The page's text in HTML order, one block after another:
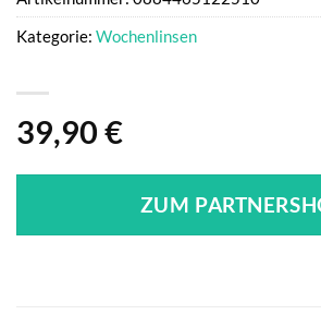
39,90 €
ZUM
Kategorie: Wochenlinsen